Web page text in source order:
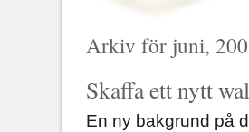
Arkiv för juni,
Skaffa ett nytt
En ny bakgrund på